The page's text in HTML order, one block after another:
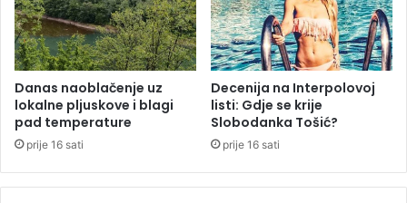
i
j
u
d
u
N
S
R
S
Danas naoblačenje uz
lokalne pljuskove i blagi
pad temperature
prije 16 sati
Decenija na Interpolovoj
listi: Gdje se krije
Slobodanka Tošić?
prije 16 sati